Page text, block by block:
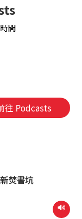
往 Podcasts
焚書坑